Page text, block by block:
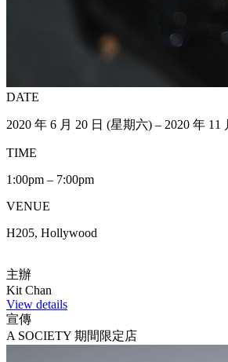
DATE
2020 年 6 月 20 日 (星期六) – 2020 年 11
TIME
1:00pm – 7:00pm
VENUE
H205, Hollywood
主辦
Kit Chan
View details
宣傳
A SOCIETY 期間限定店